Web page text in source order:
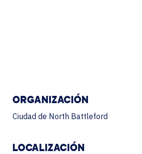
ORGANIZACIÓN
Ciudad de North Battleford
LOCALIZACIÓN